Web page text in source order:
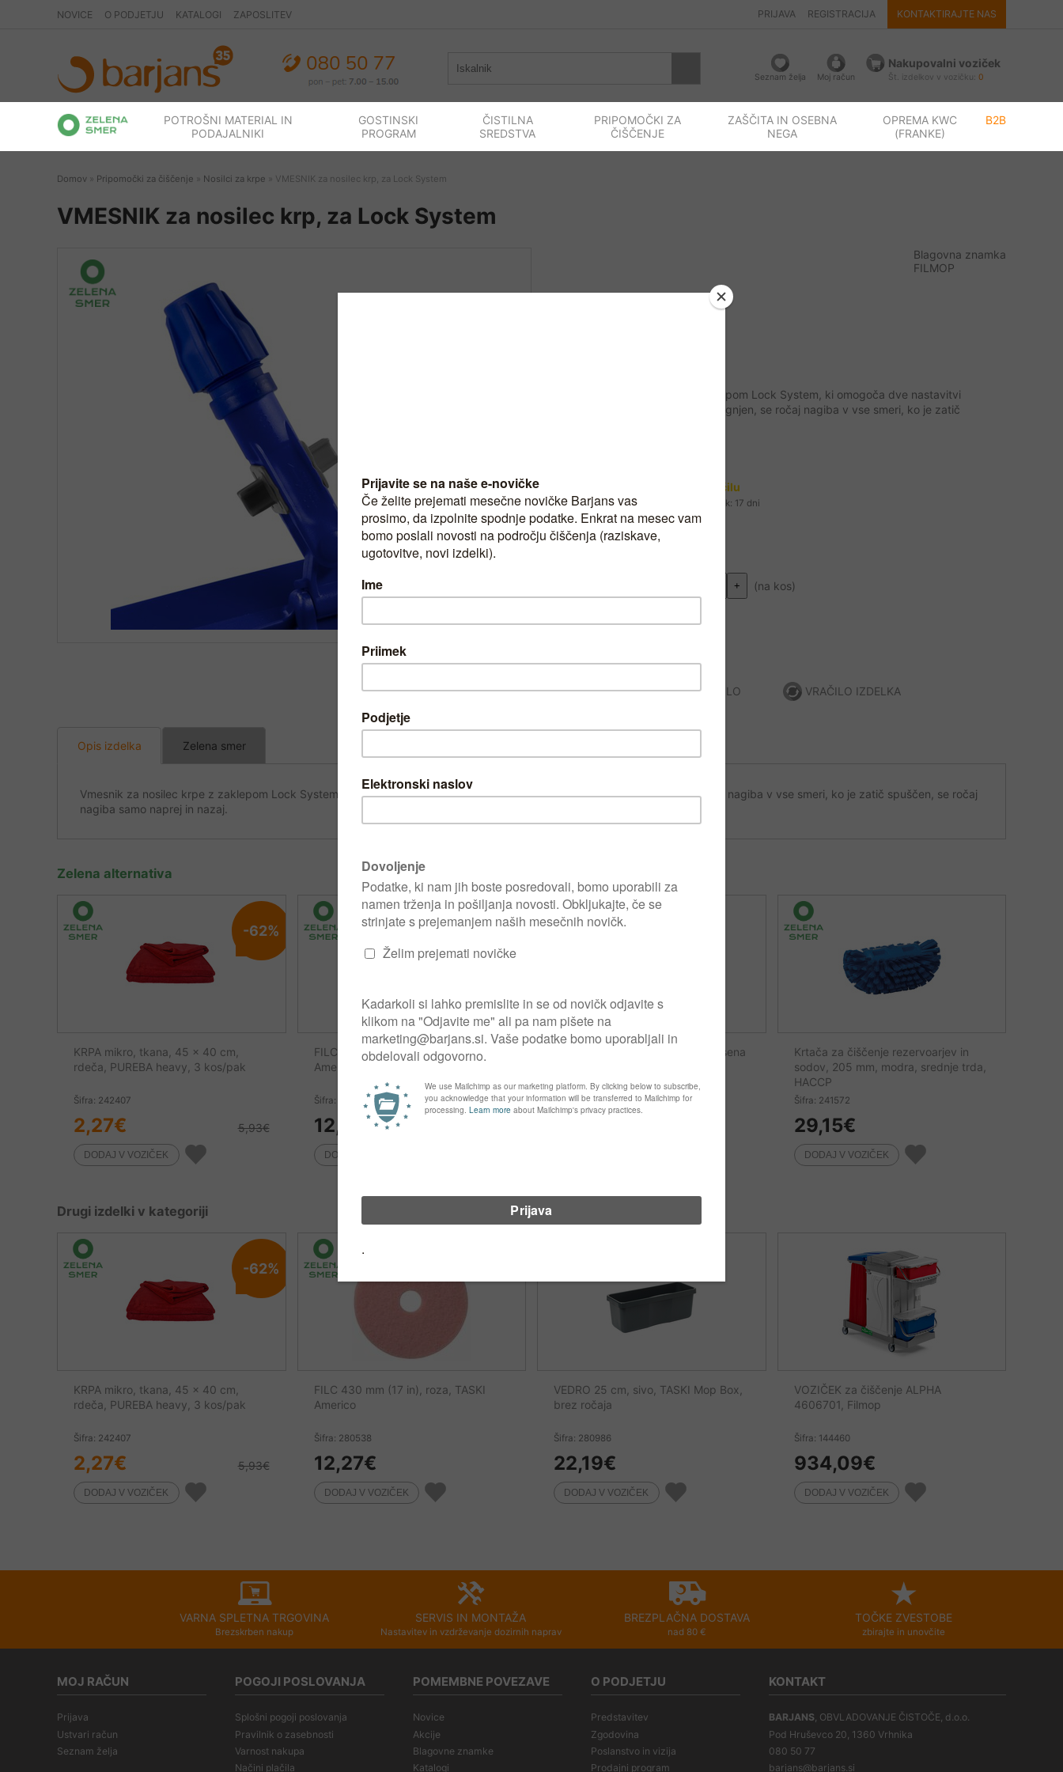
NOVICE O PODJETJU KATALOGI ZAPOSLITEV PRIJAVA REGISTRACIJA KONTAKTIRAJTE NAS
Seznam želja Moj račun
Nakupovalni voziček
Št. izdelkov v vozičku: 0
POTROŠNI MATERIAL IN
PODAJALNIKI
GOSTINSKI
PROGRAM
ČISTILNA
SREDSTVA
PRIPOMOČKI ZA
ČIŠČENJE
ZAŠČITA IN OSEBNA
NEGA
OPREMA KWC
(FRANKE)
B2B
Domov » Pripomočki za čiščenje » Nosilci za krpe » VMESNIK za nosilec krp, za Lock System
VMESNIK za nosilec krp, za Lock System
Blagovna znamka
FILMOP
Vmesnik za nosilec krpe z zaklepom Lock System, ki omogoča dve nastavitvi
gibljivosti zgloba: ko je zatič dvignjen, se ročaj nagiba v vse smeri, ko je zatič
Zaloga:
Po naročilu
Dobavni rok: 17 dni
Pakiranje:
+ (na kos)
DOSTAVA PLAČILO VRAČILO IZDELKA
Opis izdelka Zelena smer
Vmesnik za nosilec krpe z zaklepom Lock System, ki omogoča dve nastavitvi gibljivosti zgloba: ko je zatič dvignjen, se ročaj nagiba v vse smeri, ko je zatič spuščen, se ročaj
nagiba samo naprej in nazaj.
Zelena alternativa
-62%
KRPA mikro, tkana, 45 x 40 cm,
rdeča, PUREBA heavy, 3 kos/pak
Šifra: 242407
2,27€ 5,93€
FILC 430 mm (17 in), roza, TASKI
Americo
Šifra: 280538
12,27 €
METLA PVC, za asfalt, 40 cm, lesena
Šifra: 141945
Krtača za čiščenje rezervoarjev in
sodov, 205 mm, modra, srednje trda,
HACCP
Šifra: 241572
29,15€
Drugi izdelki v kategoriji
-62%
KRPA mikro, tkana, 45 x 40 cm,
rdeča, PUREBA heavy, 3 kos/pak
Šifra: 242407
2,27€ 5,93€
FILC 430 mm (17 in), roza, TASKI
Americo
Šifra: 280538
12,27€
VEDRO 25 cm, sivo, TASKI Mop Box,
brez ročaja
Šifra: 280986
22,19€
VOZIČEK za čiščenje ALPHA
4606701, Filmop
Šifra: 144460
934,09€
VARNA SPLETNA TRGOVINA
Brezskrben nakup
SERVIS IN MONTAŽA
Nastavitev in vzdrževanje dozirnih naprav
BREZPLAČNA DOSTAVA
nad 80 €
TOČKE ZVESTOBE
zbirajte in unovčite
MOJ RAČUN
Prijava
Ustvari račun
Seznam želja
POGOJI POSLOVANJA
Splošni pogoji poslovanja
Pravilnik o zasebnosti
Varnost nakupa
Načini plačila
POMEMBNE POVEZAVE
Novice
Akcije
Blagovne znamke
Katalogi
O PODJETJU
Predstavitev
Zgodovina
Poslanstvo in vizija
Prodajni program
KONTAKT
BARJANS, OBVLADOVANJE ČISTOČE, d.o.o.
Pod Hruševco 20, 1360 Vrhnika
080 50 77
barjans@barjans.si